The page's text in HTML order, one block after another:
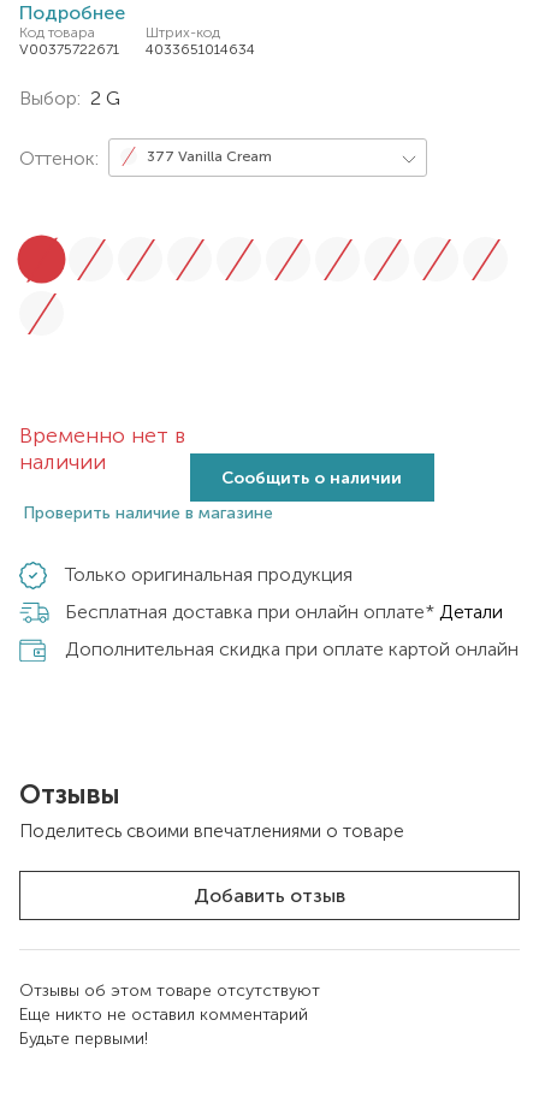
Подробнее
Код товара
V00375722671
Штрих-код
4033651014634
Выбор: 2 G
Оттенок: 377 Vanilla Cream
Временно нет в
наличии
Сообщить о наличии
Проверить наличие в магазине
Только оригинальная продукция
Бесплатная доставка при онлайн оплате* Детали
Дополнительная скидка при оплате картой онлайн
Отзывы
Поделитесь своими впечатлениями о товаре
Добавить отзыв
Отзывы об этом товаре отсутствуют
Еще никто не оставил комментарий
Будьте первыми!